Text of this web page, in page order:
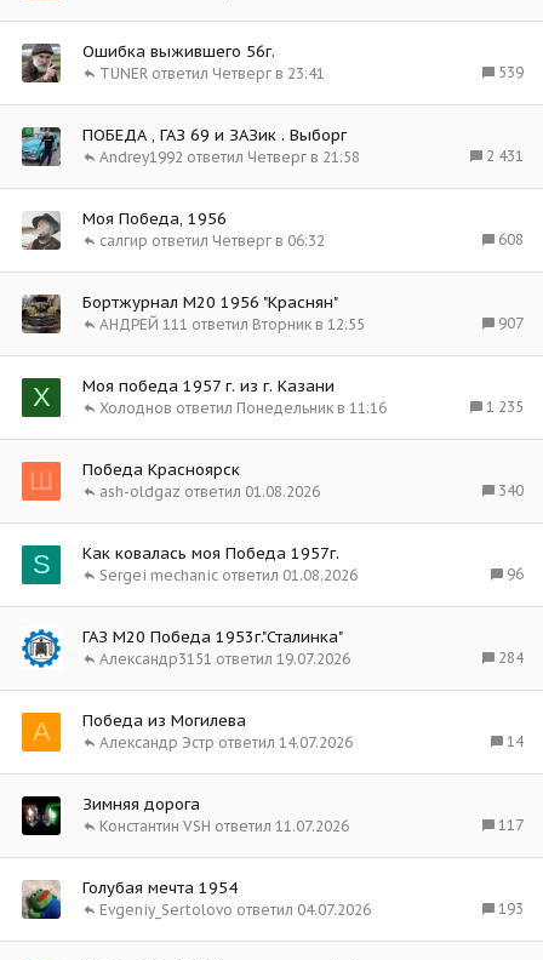
Ошибка выжившего 56г.
539
Четверг в 23:41
TUNER
ПОБЕДА , ГАЗ 69 и ЗАЗик . Выборг
2 431
Четверг в 21:58
Andrey1992
Моя Победа, 1956
608
Четверг в 06:32
салгир
Бортжурнал М20 1956 "Краснян"
907
Вторник в 12:55
АНДРЕЙ 111
Х Моя победа 1957 г. из г. Казани
1 235
Понедельник в 11:16
Холоднов
Ш Победа Красноярск
340
01.08.2026
ash-oldgaz
S Как ковалась моя Победа 1957г.
96
01.08.2026
Sergei mechanic
ГАЗ М20 Победа 1953г."Сталинка"
284
19.07.2026
Александр3151
А Победа из Могилева
14
14.07.2026
Александр Эстр
Зимняя дорога
117
11.07.2026
Константин VSH
Голубая мечта 1954
193
04.07.2026
Evgeniy_Sertolovo